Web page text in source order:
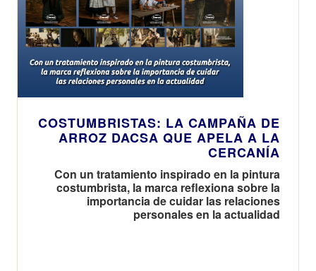
COSTUMBRISTAS: LA CAMPAÑA DE
ARROZ DACSA QUE APELA A LA
CERCANÍA
Con un tratamiento inspirado en la pintura
costumbrista, la marca reflexiona sobre la
importancia de cuidar las relaciones
personales en la actualidad